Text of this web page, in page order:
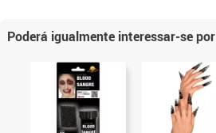
Poderá igualmente interessar-se por